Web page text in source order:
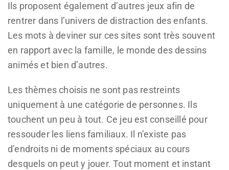
Ils proposent également d’autres jeux afin de
rentrer dans l’univers de distraction des enfants.
Les mots à deviner sur ces sites sont très souvent
en rapport avec la famille, le monde des dessins
animés et bien d’autres.
Les thèmes choisis ne sont pas restreints
uniquement à une catégorie de personnes. Ils
touchent un peu à tout. Ce jeu est conseillé pour
ressouder les liens familiaux. Il n’existe pas
d’endroits ni de moments spéciaux au cours
desquels on peut y jouer. Tout moment et instant